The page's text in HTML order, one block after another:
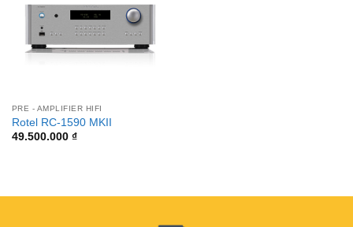
PRE - AMPLIFIER HIFI
Rotel RC-1590 MKII
49.500.000 ₫